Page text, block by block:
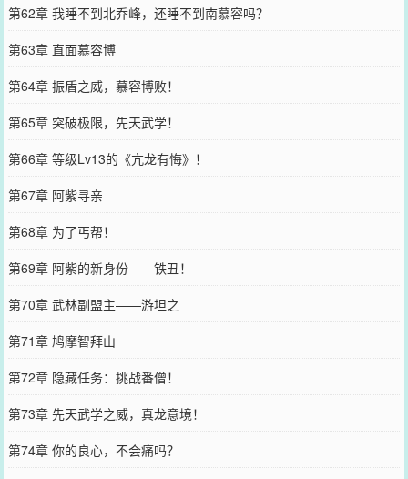
第62章 我睡不到北乔峰，还睡不到南慕容吗？
第63章 直面慕容博
第64章 振盾之威，慕容博败！
第65章 突破极限，先天武学！
第66章 等级Lv13的《亢龙有悔》！
第67章 阿紫寻亲
第68章 为了丐帮！
第69章 阿紫的新身份——铁丑！
第70章 武林副盟主——游坦之
第71章 鸠摩智拜山
第72章 隐藏任务：挑战番僧！
第73章 先天武学之威，真龙意境！
第74章 你的良心，不会痛吗？